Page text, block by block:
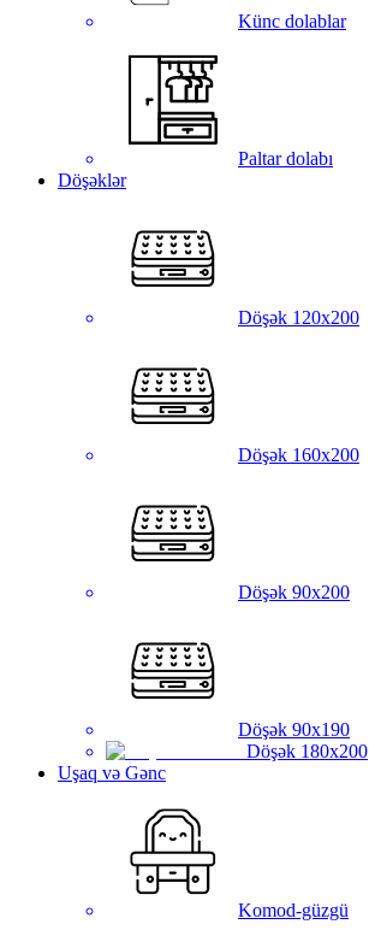
Künc dolablar
Paltar dolabı
Döşəklər
Döşək 120x200
Döşək 160x200
Döşək 90x200
Döşək 90x190
Döşək 180x200
Uşaq və Gənc
Komod-güzgü